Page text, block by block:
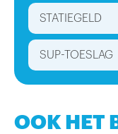
STATIEGELD
SUP-TOESLAG
OOK HET